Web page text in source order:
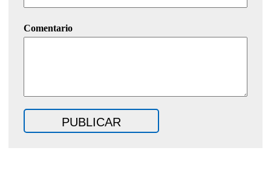
Comentario